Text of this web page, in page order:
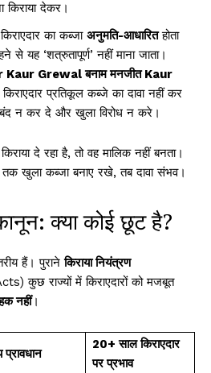
किराया देकर।
का कब्जा अनुमति-आधारितहोता
से यह ‘शत्रुतापूर्ण’ नहीं माना जाता।
Kaur Grewal बनाम मनजीत Kaur
प्रतिकूल कब्जे का दावा नहीं कर
न कर दे और खुला विरोध न करे।
दे रहा है, तो वह मालिक नहीं बनता।
खुला कब्जा बनाए रखे, तब दावा संभव।
क्या कोई छूट है?
हैं। पुरानेकिराया नियंत्रण
कुछ राज्यों में किराएदारों को मजबूत
नहीं।
प्रावधान
20+ साल किराएदार
पर प्रभाव